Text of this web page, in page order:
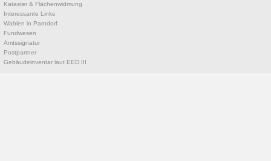
Kataster & Flächenwidmung
Interessante Links
Wahlen in Parndorf
Fundwesen
Amtssignatur
Postpartner
Gebäudeinventar laut EED III